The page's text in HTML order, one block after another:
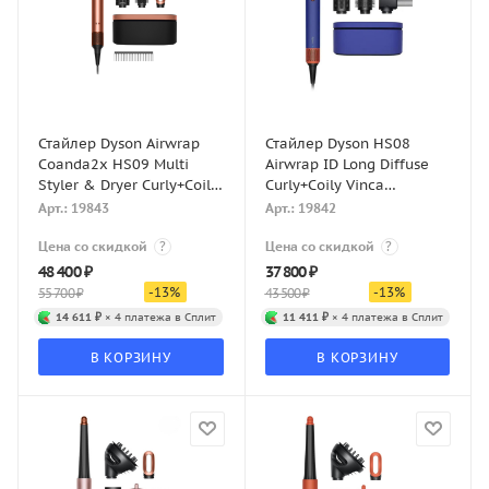
Стайлер Dyson Airwrap
Coanda2x HS09 Multi
Styler & Dryer Curly+Coily
Amber Silk
Арт.: 19843
Цена со скидкой ?
48 400₽
55 700₽ -13%
14 611 ₽ × 4 платежа в Сплит
В КОРЗИНУ
Стайлер Dyson HS08
Airwrap ID Long Diffuse
Curly+Coily Vinca
Blue/Topaz
Арт.: 19842
Цена со скидкой ?
37 800₽
43 500₽ -13%
11 411 ₽× 4 платежа в Сплит
В КОРЗИНУ